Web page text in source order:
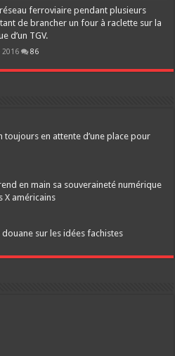
ferroviaire pendant plusieurs
de brancher un four à raclette sur la
d’un TGV.
2016 86
toujours en attente d’une place pour
en main sa souveraineté numérique
X américains
sur les idées fachistes